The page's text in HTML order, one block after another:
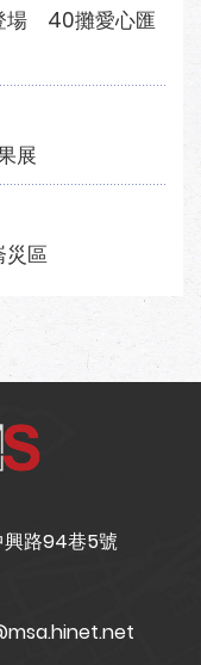
場 40攤愛心匯
展
災區
興路94巷5號